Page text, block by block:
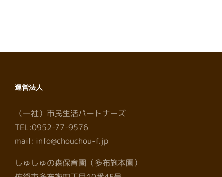
運営法人
（一社）市民生活パートナーズ
TEL:0952-77-9576
mail: info@chouchou-f.jp
しゅしゅの森保育園（多布施本園）